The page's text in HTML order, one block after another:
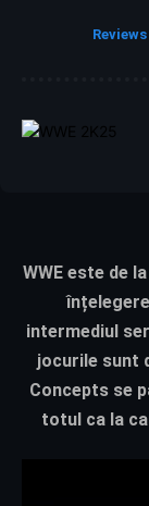
Reviews
WWEeste de la
intermediul
jocurile sunt
Concepts se
totul ca la